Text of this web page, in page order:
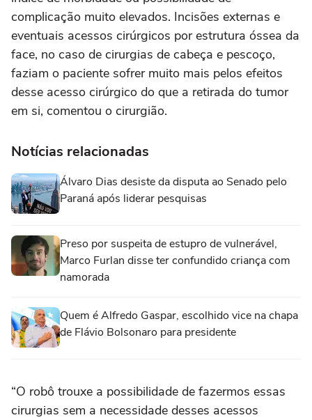
complicação muito elevados. Incisões externas e
eventuais acessos cirúrgicos por estrutura óssea da
face, no caso de cirurgias de cabeça e pescoço,
faziam o paciente sofrer muito mais pelos efeitos
desse acesso cirúrgico do que a retirada do tumor
em si, comentou o cirurgião.
Notícias relacionadas
Álvaro Dias desiste da disputa ao Senado pelo
Paraná após liderar pesquisas
Preso por suspeita de estupro de vulnerável,
Marco Furlan disse ter confundido criança com
namorada
Quem é Alfredo Gaspar, escolhido vice na chapa
de Flávio Bolsonaro para presidente
“O robô trouxe a possibilidade de fazermos essas
cirurgias sem a necessidade desses acessos